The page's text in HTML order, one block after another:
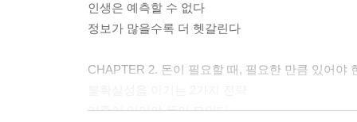
인생은 예측할 수 없다
정보가 많을수록 더 헷갈린다
CHAPTER 2. 돈이 필요할 때, 필요한 만큼 있어야
기준이 있어야 돈이 모인다